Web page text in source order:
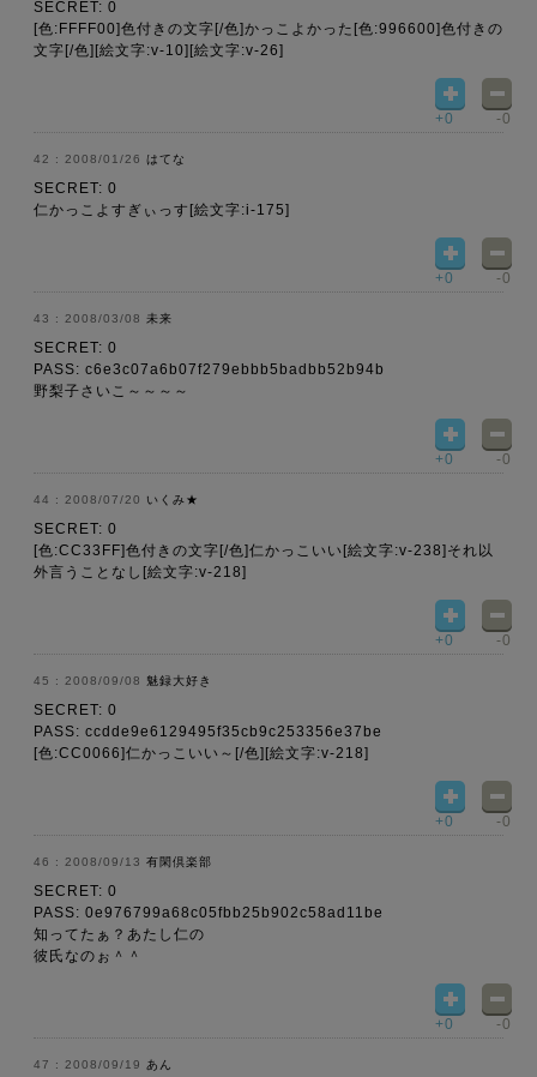
SECRET: 0
[色:FFFF00]色付きの文字[/色]かっこよかった[色:996600]色付きの
文字[/色][絵文字:v-10][絵文字:v-26]
+0 -0
2008/01/26 はてな
SECRET: 0
仁かっこよすぎぃっす[絵文字:i-175]
+0 -0
2008/03/08 未来
SECRET: 0
PASS: c6e3c07a6b07f279ebbb5badbb52b94b
野梨子さいこ～～～～
+0 -0
2008/07/20 いくみ★
SECRET: 0
[色:CC33FF]色付きの文字[/色]仁かっこいい[絵文字:v-238]それ以
外言うことなし[絵文字:v-218]
+0 -0
2008/09/08 魅録大好き
SECRET: 0
PASS: ccdde9e6129495f35cb9c253356e37be
[色:CC0066]仁かっこいい～[/色][絵文字:v-218]
+0 -0
2008/09/13 有閑倶楽部
SECRET: 0
PASS: 0e976799a68c05fbb25b902c58ad11be
知ってたぁ？あたし仁の
彼氏なのぉ＾＾
+0 -0
2008/09/19 あん